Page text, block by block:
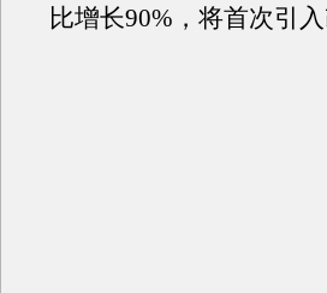
比增长90%，将首次引